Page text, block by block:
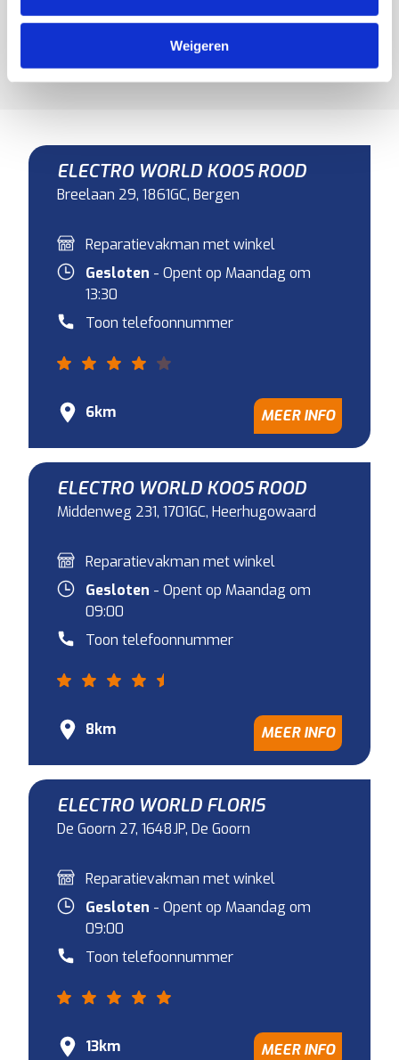
Weigeren
Kies jouw favoriete vakman en je kunt meteen een
ELECTRO WORLD KOOS ROOD
Breelaan 29, 1861GC, Bergen
Reparatievakman met winkel
Gesloten - Opent op Maandag om
13:30
Toon telefoonnummer
6km MEER INFO
ELECTRO WORLD KOOS ROOD
Middenweg 231, 1701GC, Heerhugowaard
Reparatievakman met winkel
Gesloten - Opent op Maandag om
09:00
Toon telefoonnummer
8km MEER INFO
ELECTRO WORLD FLORIS
De Goorn 27, 1648JP, De Goorn
Reparatievakman met winkel
Gesloten - Opent op Maandag om
09:00
Toon telefoonnummer
13km MEER INFO